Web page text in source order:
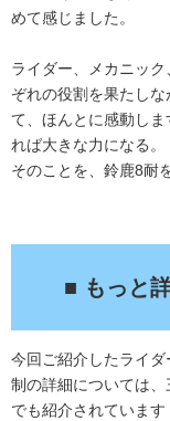
めて感じました。
ライダー、メカニッ
ぞれの役割を果たし
て、ほんとに感動し
れば大きな力になる。
そのことを、鈴鹿8耐
■ もっと
今回ご紹介したライ
制の詳細については
でも紹介されていま